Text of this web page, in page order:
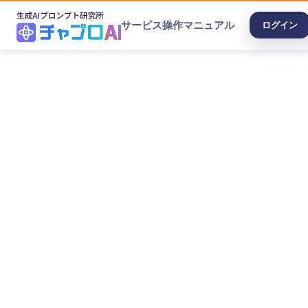
サービス操作マニュアル ログイン